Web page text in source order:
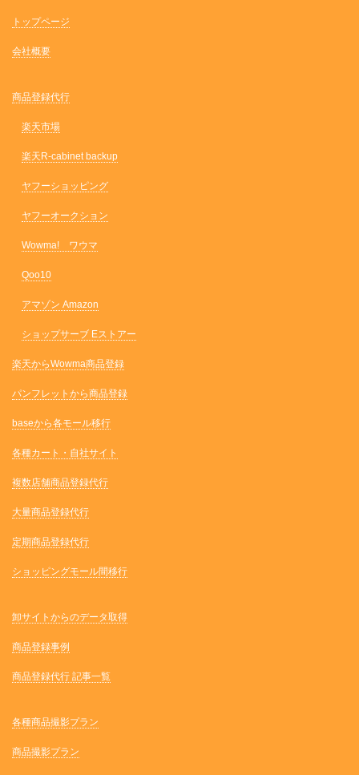
トップページ
会社概要
商品登録代行
楽天市場
楽天R-cabinet backup
ヤフーショッピング
ヤフーオークション
Wowma! ワウマ
Qoo10
アマゾン Amazon
ショップサーブ Eストアー
楽天からWowma商品登録
パンフレットから商品登録
baseから各モール移行
各種カート・自社サイト
複数店舗商品登録代行
大量商品登録代行
定期商品登録代行
ショッピングモール間移行
卸サイトからのデータ取得
商品登録事例
商品登録代行 記事一覧
各種商品撮影プラン
商品撮影プラン